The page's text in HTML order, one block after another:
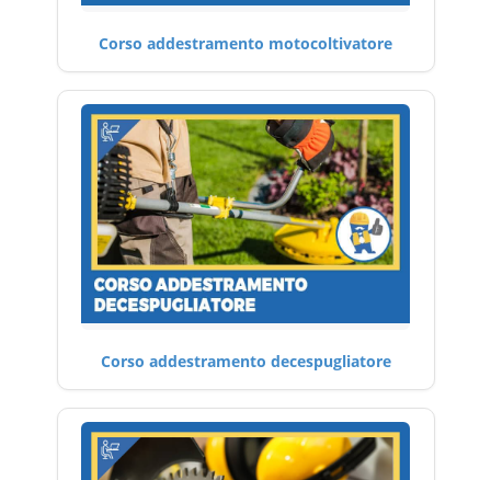
Corso addestramento motocoltivatore
Corso addestramento decespugliatore